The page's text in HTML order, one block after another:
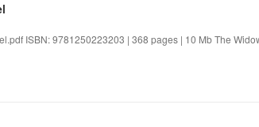
ISBN: 9781250223203 | 368 pages | 10 Mb The